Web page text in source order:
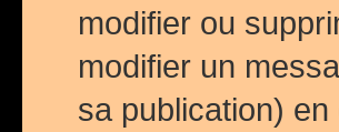
modifier ou
modifier un
sa publication)